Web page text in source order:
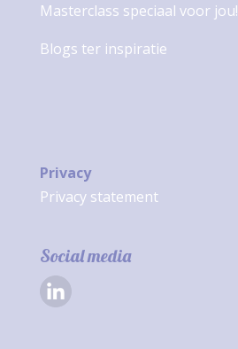
Masterclass speciaal voor jou!
Blogs ter inspiratie
Privacy
Privacy statement
Social media